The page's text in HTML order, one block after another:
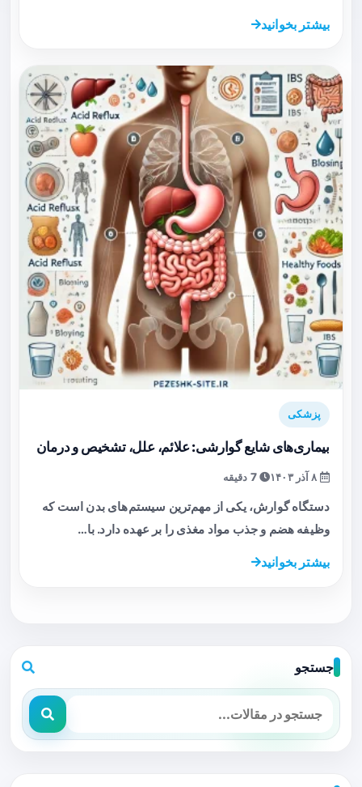
بیشتر بخوانید
پزشکی
بیماری‌های شایع گوارشی: علائم، علل، تشخیص و درمان
7 دقیقه
دستگاه گوارش، یکی از مهم‌ترین سیستم‌های بدن است که
وظیفه هضم و جذب مواد مغذی را بر عهده دارد. با…
بیشتر بخوانید
جستجو